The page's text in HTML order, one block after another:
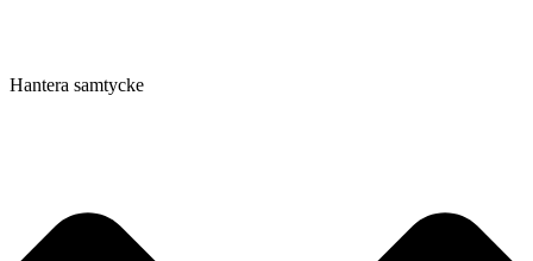
Hantera samtycke